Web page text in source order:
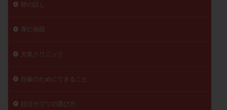
卵の話し
厚仁病院
大島クリニック
妊娠のためにできること
妊活サプリの選び方